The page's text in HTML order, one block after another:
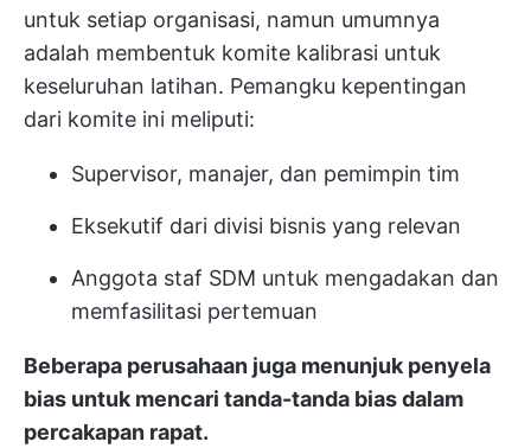
untuk setiap organisasi, namun umumnya
adalah membentuk komite kalibrasi untuk
keseluruhan latihan. Pemangku kepentingan
dari komite ini meliputi:
Supervisor, manajer, dan pemimpin tim
Eksekutif dari divisi bisnis yang relevan
Anggota staf SDM untuk mengadakan dan
memfasilitasi pertemuan
Beberapa perusahaan juga menunjuk penyela
bias untuk mencari tanda-tanda bias dalam
percakapan rapat.